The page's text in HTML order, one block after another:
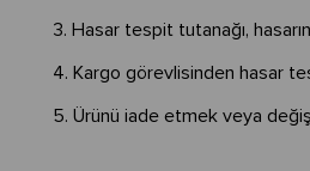
3. Hasar tespit tutanağı,
4. Kargo görevlisinden hasar
5. Ürünü iade etmek veya